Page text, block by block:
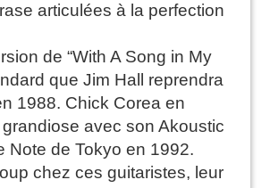
articulées à la perfection
de “With A Song in My
que Jim Hall reprendra
1988. Chick Corea en
avec son Akoustic
Note de Tokyo en 1992.
chez ces guitaristes, leur